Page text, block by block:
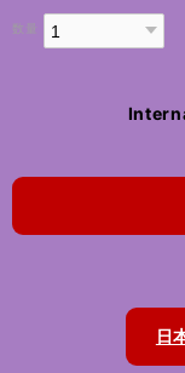
数量
日